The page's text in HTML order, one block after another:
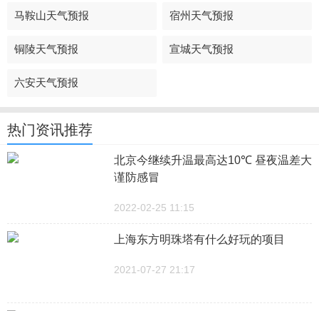
马鞍山天气预报 宿州天气预报
铜陵天气预报 宣城天气预报
六安天气预报
热门资讯推荐
北京今继续升温最高达10℃ 昼夜温差大
谨防感冒
2022-02-25 11:15
上海东方明珠塔有什么好玩的项目
2021-07-27 21:17